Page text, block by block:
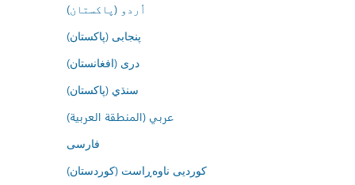
اُردو (پاکستان)
پنجابی (پاکستان)
درى (افغانستان)
سنڌي (پاکستان)
عربي (المنطقة العربية)
فارسى
کوردیی ناوەڕاست (کوردستان)